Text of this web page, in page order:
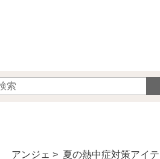
アンジェ > 夏の熱中症対策アイ